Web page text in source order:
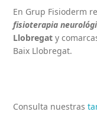
En Grup Fisioderm
fisioterapia
Llobregat y
Baix Llobregat.
Consulta nuestras